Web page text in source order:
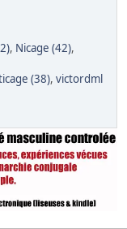
, Nicage (42),
(38), victordml